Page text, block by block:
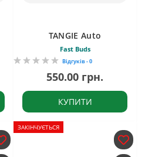
TANGIE Auto
Fast Buds
Відгуків - 0
550.00 грн.
КУПИТИ
ЗАКІНЧУЄТЬСЯ